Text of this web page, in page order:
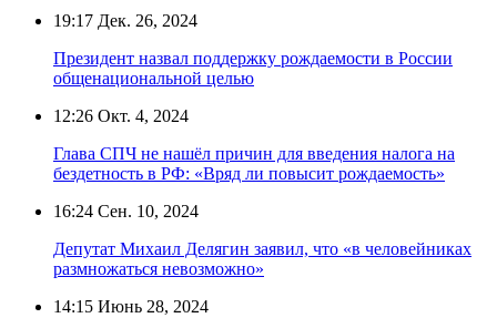
19:17 Дек. 26, 2024
Президент назвал поддержку рождаемости в России
общенациональной целью
12:26 Окт. 4, 2024
Глава СПЧ не нашёл причин для введения налога на
бездетность в РФ: «Вряд ли повысит рождаемость»
16:24 Сен. 10, 2024
Депутат Михаил Делягин заявил, что «в человейниках
размножаться невозможно»
14:15 Июнь 28, 2024